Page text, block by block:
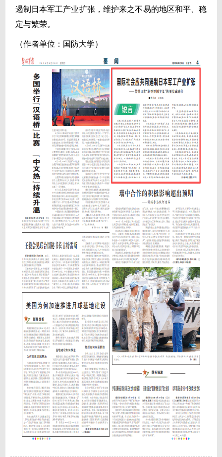
遏制日本军工产业扩张，维护来之不易的地区和平、稳
定与繁荣。
（作者单位：国防大学）